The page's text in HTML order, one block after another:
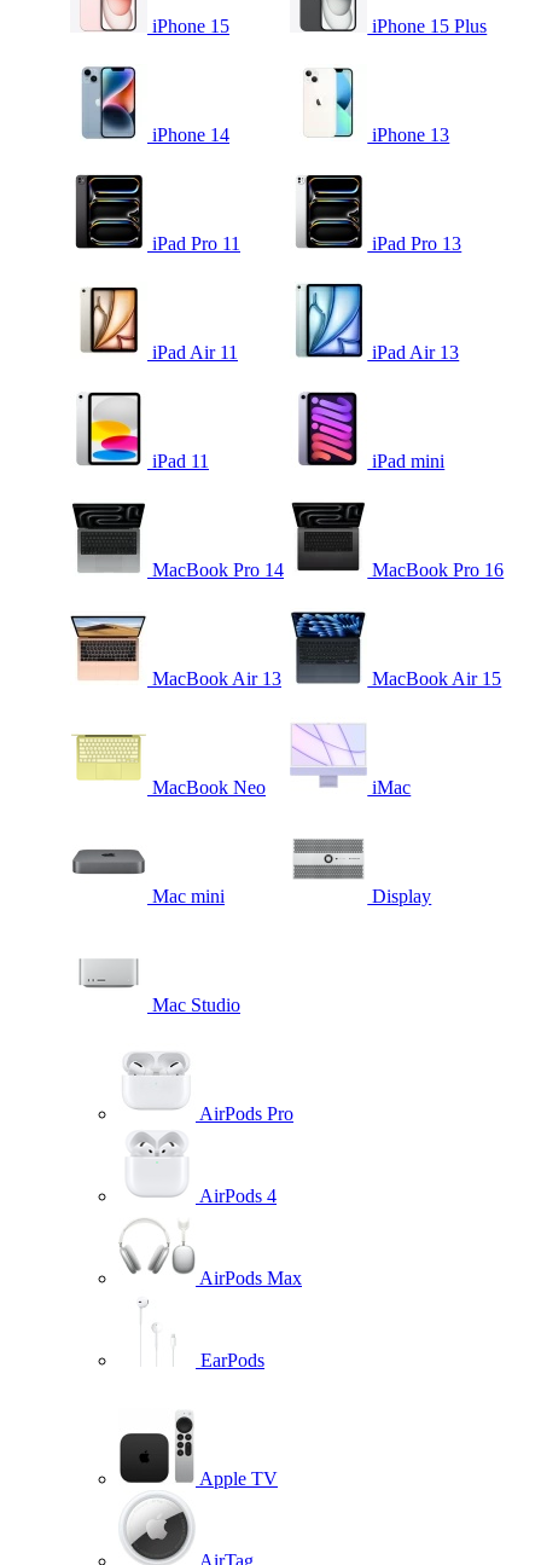
iPhone 15 iPhone 15 Plus
iPhone 14 iPhone 13
iPad Pro 11 iPad Pro 13
iPad Air 11 iPad Air 13
iPad 11 iPad mini
MacBook Pro 14 MacBook Pro 16
MacBook Air 13 MacBook Air 15
MacBook Neo iMac
Mac mini Display
Mac Studio
AirPods Pro
AirPods 4
AirPods Max
EarPods
Apple TV